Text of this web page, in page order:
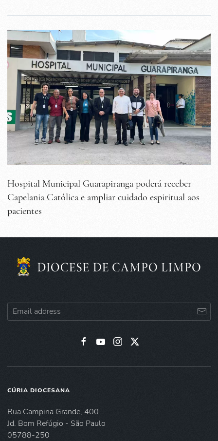
Hospital Municipal Guarapiranga poderá receber
Capelania Católica e ampliar cuidado espiritual aos
pacientes
CÚRIA DIOCESANA
Rua Campina Grande, 400
Jd. Bom Refúgio - São Paulo
05788-250